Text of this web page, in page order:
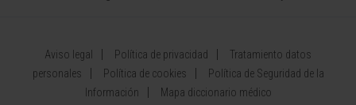
Aviso legal Política de privacidad
Tratamiento datos
personales
Política de cookies
Política de Seguridad de la
Información
Mapa diccionario médico